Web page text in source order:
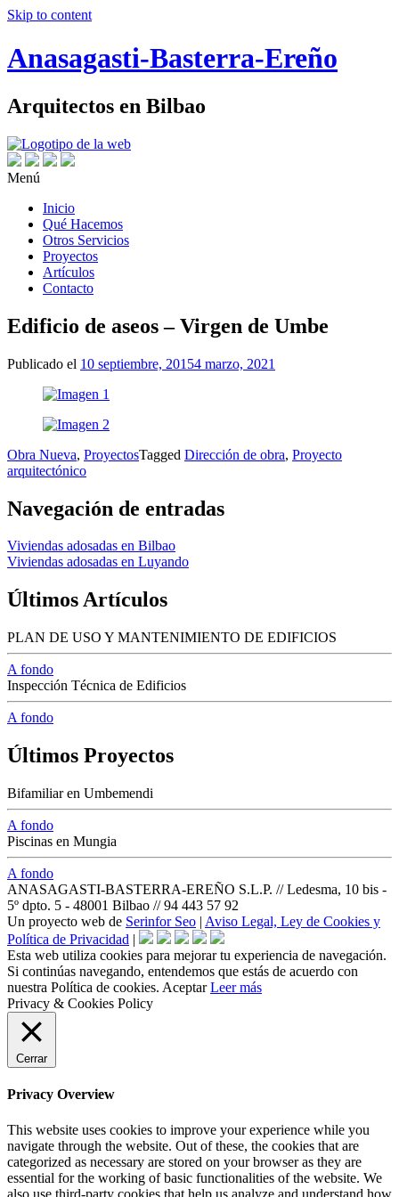
Skip to content
Anasagasti-Basterra-Ereño
Arquitectos en Bilbao
Menú
Inicio
Qué Hacemos
Otros Servicios
Proyectos
Artículos
Contacto
Edificio de aseos – Virgen de Umbe
Publicado el 10 septiembre, 20154 marzo, 2021
Obra Nueva, ProyectosTagged Dirección de obra, Proyecto
arquitectónico
Navegación de entradas
Viviendas adosadas en Bilbao
Viviendas adosadas en Luyando
Últimos Artículos
PLAN DE USO Y MANTENIMIENTO DE EDIFICIOS
A fondo
Inspección Técnica de Edificios
A fondo
Últimos Proyectos
Bifamiliar en Umbemendi
A fondo
Piscinas en Mungia
A fondo
ANASAGASTI-BASTERRA-EREÑO S.L.P. // Ledesma, 10 bis -
5º dpto. 5 - 48001 Bilbao // 94 443 57 92
Un proyecto web de Serinfor Seo | Aviso Legal, Ley de Cookies y
Política de Privacidad |
Esta web utiliza cookies para mejorar tu experiencia de navegación.
Si continúas navegando, entendemos que estás de acuerdo con
nuestra Política de cookies. Aceptar Leer más
Privacy & Cookies Policy
Cerrar
Privacy Overview
This website uses cookies to improve your experience while you
navigate through the website. Out of these, the cookies that are
categorized as necessary are stored on your browser as they are
essential for the working of basic functionalities of the website. We
also use third-party cookies that help us analyze and understand how